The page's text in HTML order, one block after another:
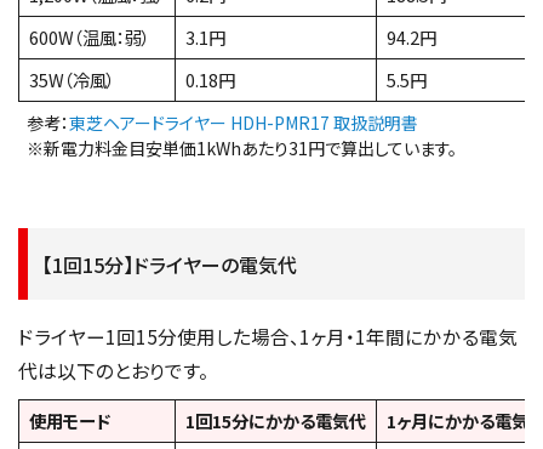
600W（温風：弱）
3.1円
94.2円
35W（冷風）
0.18円 5.5円
参考：東芝ヘアードライヤー HDH-PMR17 取扱説明書
※新電力料金目安単価1kWhあたり31円で算出しています。
【1回15分】ドライヤーの電気代
ドライヤー1回15分使用した場合、1ヶ月・1年間にかかる電気
代は以下のとおりです。
使用モード 1回15分にかかる電気代
1ヶ月にかかる電気